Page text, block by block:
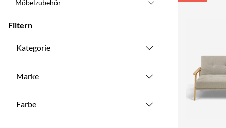
Möbelzubehör
Filtern
Kategorie
Marke
Farbe